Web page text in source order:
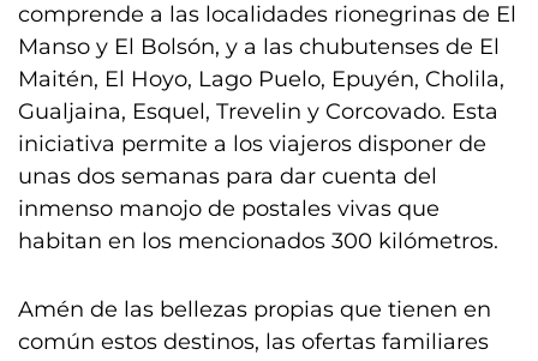
comprende a las localidades rionegrinas de El
Manso y El Bolsón, y a las chubutenses de El
Maitén, El Hoyo, Lago Puelo, Epuyén, Cholila,
Gualjaina, Esquel, Trevelin y Corcovado. Esta
iniciativa permite a los viajeros disponer de
unas dos semanas para dar cuenta del
inmenso manojo de postales vivas que
habitan en los mencionados 300 kilómetros.
Amén de las bellezas propias que tienen en
común estos destinos, las ofertas familiares